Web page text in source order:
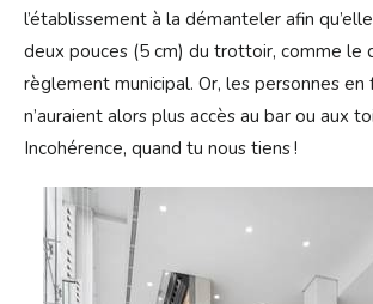
l’établissement à la démanteler afin
deux pouces (5 cm) du trottoir, comme le
règlement municipal. Or, les personnes
n’auraient alors plus accès au bar ou aux
Incohérence, quand tu nous tiens !